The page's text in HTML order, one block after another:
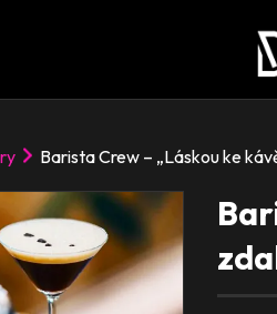
Barista Crew – „Láskou ke